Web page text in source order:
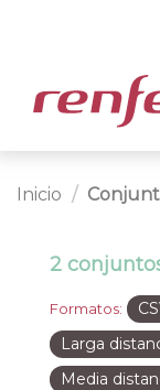
Inicio
2
Formatos:
Larga
Media